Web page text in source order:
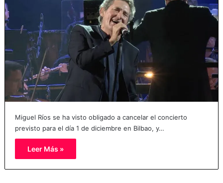
Miguel Ríos se ha visto obligado a cancelar el concierto
previsto para el día 1 de diciembre en Bilbao, y…
Leer Más »